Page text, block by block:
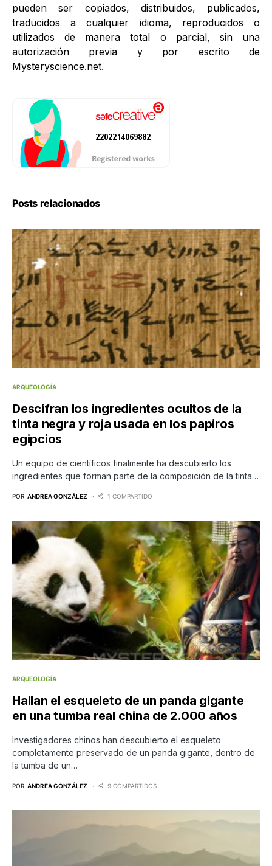
pueden ser copiados, distribuidos, publicados,
traducidos a cualquier idioma, reproducidos o
utilizados de manera total o parcial, sin una
autorización previa y por escrito de
Mysteryscience.net.
Posts relacionados
ARQUEOLOGÍA
Descifran los ingredientes ocultos de la
tinta negra y roja usada en los papiros
egipcios
Un equipo de científicos finalmente ha descubierto los
ingredientes que forman parte de la composición de la tinta…
POR ANDREA GONZÁLEZ 1 COMPARTIDO
ARQUEOLOGÍA
Hallan el esqueleto de un panda gigante
en una tumba real china de 2.000 años
Investigadores chinos han descubierto el esqueleto
completamente preservado de un panda gigante, dentro de
la tumba de un…
POR ANDREA GONZÁLEZ 9 COMPARTIDOS